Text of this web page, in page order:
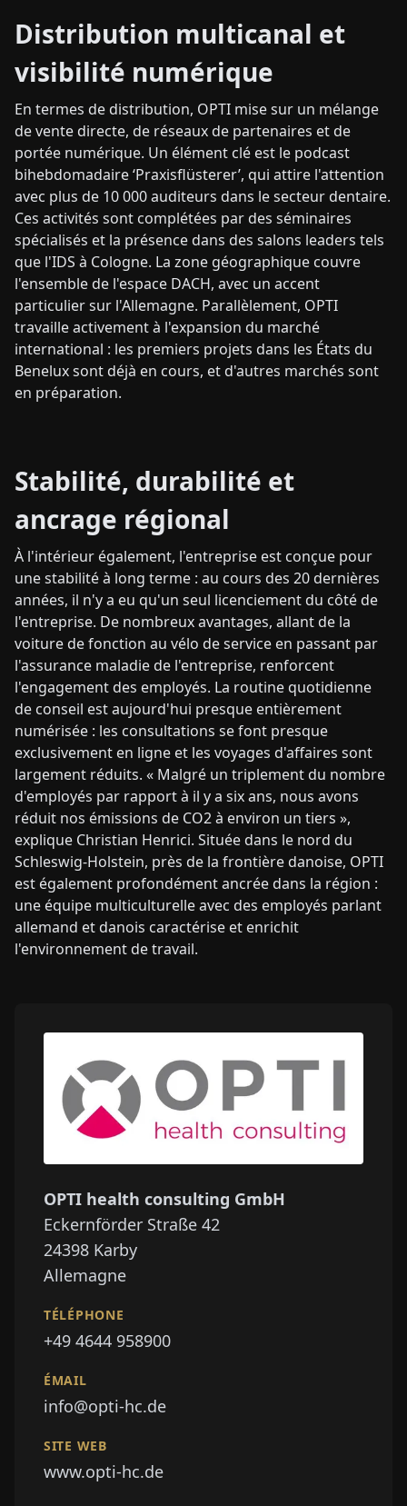
Distribution multicanal et
visibilité numérique
En termes de distribution, OPTI mise sur un mélange
de vente directe, de réseaux de partenaires et de
portée numérique. Un élément clé est le podcast
bihebdomadaire ‘Praxisflüsterer’, qui attire l'attention
avec plus de 10 000 auditeurs dans le secteur dentaire.
Ces activités sont complétées par des séminaires
spécialisés et la présence dans des salons leaders tels
que l'IDS à Cologne. La zone géographique couvre
l'ensemble de l'espace DACH, avec un accent
particulier sur l'Allemagne. Parallèlement, OPTI
travaille activement à l'expansion du marché
international : les premiers projets dans les États du
Benelux sont déjà en cours, et d'autres marchés sont
en préparation.
Stabilité, durabilité et
ancrage régional
À l'intérieur également, l'entreprise est conçue pour
une stabilité à long terme : au cours des 20 dernières
années, il n'y a eu qu'un seul licenciement du côté de
l'entreprise. De nombreux avantages, allant de la
voiture de fonction au vélo de service en passant par
l'assurance maladie de l'entreprise, renforcent
l'engagement des employés. La routine quotidienne
de conseil est aujourd'hui presque entièrement
numérisée : les consultations se font presque
exclusivement en ligne et les voyages d'affaires sont
largement réduits. « Malgré un triplement du nombre
d'employés par rapport à il y a six ans, nous avons
réduit nos émissions de CO2 à environ un tiers »,
explique Christian Henrici. Située dans le nord du
Schleswig-Holstein, près de la frontière danoise, OPTI
est également profondément ancrée dans la région :
une équipe multiculturelle avec des employés parlant
allemand et danois caractérise et enrichit
l'environnement de travail.
OPTI health consulting GmbH
Eckernförder Straße 42
24398 Karby
Allemagne
TÉLÉPHONE
+49 4644 958900
ÉMAIL
info@opti-hc.de
SITE WEB
www.opti-hc.de